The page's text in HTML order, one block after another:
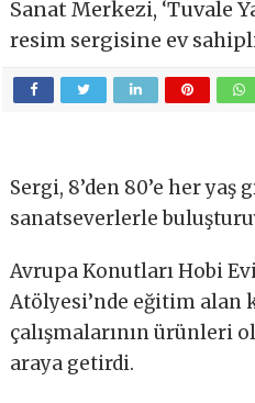
Sanat Merkezi, ‘Tuvale
resim sergisine ev
Sergi, 8’den 80’e her
sanatseverlerle
Avrupa Konutları Hobi
Atölyesi’nde eğitim alan
çalışmalarının ürünleri
araya getirdi.